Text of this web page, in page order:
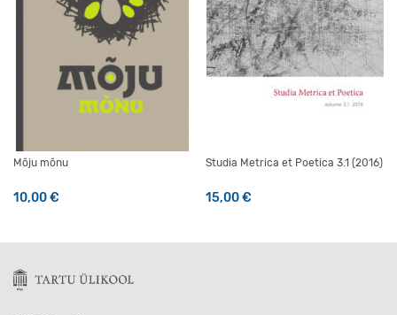
Mõju mõnu
10,00€
Studia Metrica et Poetica 3.1 (2016)
15,00€